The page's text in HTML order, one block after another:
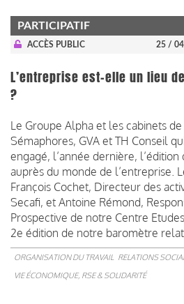
PARTICIPATIF
ACCÈS PUBLIC 25 /
L’entreprise est-elle un lieu
?
Le Groupe Alpha et les cabinets
Sémaphores, GVA et TH Conseil
engagé, l’année dernière,
auprès du monde de l’entreprise.
François Cochet, Directeur des
Secafi, et Antoine Rémond,
Prospective de notre Centre
2e édition de notre baromètre
ORGANISATION DU TRAVAIL RELATIONS
VIE ÉCONOMIQUE, RSE & SOLIDARITÉ